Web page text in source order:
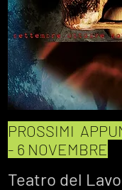
PROSSIMI
- 6 NOVEMBRE
Teatro del